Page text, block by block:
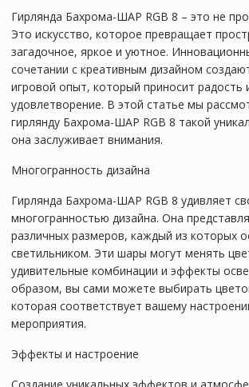
Гирлянда Бахрома-ШАР RGB 8 – это не
Это искусство, которое превращает
загадочное, яркое и уютное.
сочетании с креативным дизайном
игровой опыт, который приносит радость
удовлетворение. В этой статье мы
гирлянду Бахрома-ШАР RGB 8 такой
она заслуживает внимания.
Многогранность дизайна
Гирлянда Бахрома-ШАР RGB 8 удивляет
многогранностью дизайна. Она
различных размеров, каждый из которых
светильником. Эти шары могут менять
удивительные комбинации и эффекты
образом, вы сами можете выбирать
которая соответствует вашему
мероприятия.
Эффекты и настроение
Создание уникальных эффектов и